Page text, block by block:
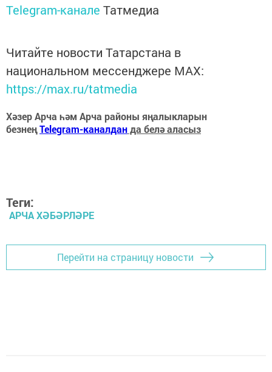
Telegram-канале Татмедиа
Читайте новости Татарстана в
национальном мессенджере MАХ:
https://max.ru/tatmedia
Хәзер Арча һәм Арча районы яңалыкларын
безнеңTelegram-каналданда белә аласыз
Теги:
АРЧА ХӘБӘРЛӘРЕ
Перейти на страницу новости